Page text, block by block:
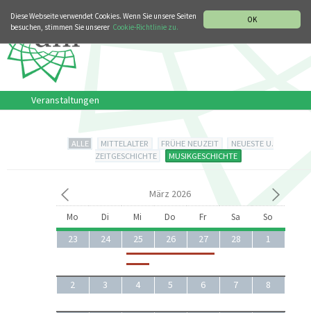
OK
Diese Webseite verwendet Cookies. Wenn Sie unsere Seiten
besuchen, stimmen Sie unserer Cookie-Richtlinie zu.
Veranstaltungen
ALLE MITTELALTER FRÜHE NEUZEIT
NEUESTE U.
ZEITGESCHICHTE
MUSIKGESCHICHTE
März 2026
Mo Di Mi Do Fr Sa So
23 24 25 26 27 28 1
2 3 4 5 6 7 8